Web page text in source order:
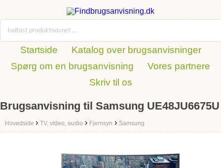
Startside
Katalog over brugsanvisninger
Spørg om en brugsanvisning
Vores partnere
Skriv til os
Brugsanvisning til Samsung UE48JU6675U
Hovedside › TV, video, audio › Fjernsyn › Samsung